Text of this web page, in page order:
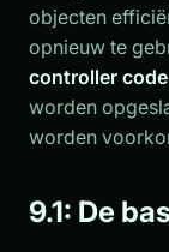
objecten
opnieuw te
controller
worden
worden
9.1: De